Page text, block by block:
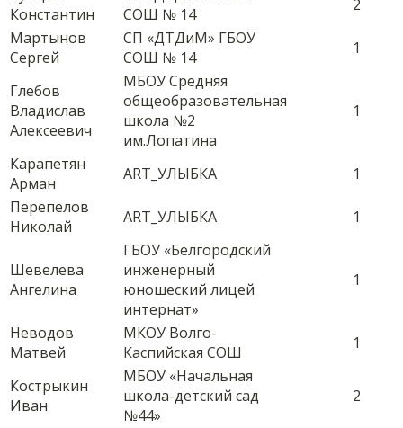
Константин
СОШ № 14
2
Мартынов
Сергей
СП «ДТДиМ» ГБОУ
СОШ № 14
1
Глебов
Владислав
Алексеевич
МБОУ Средняя
общеобразовательная
школа №2
им.Лопатина
1
Карапетян
Арман
ART_УЛЫБКА
1
Перепелов
Николай
ART_УЛЫБКА 1
Шевелева
Ангелина
ГБОУ «Белгородский
инженерный
юношеский лицей
интернат»
1
Неводов
Матвей
МКОУ Волго-
Каспийская СОШ
1
Кострыкин
Иван
МБОУ «Начальная
школа-детский сад
№44»
2